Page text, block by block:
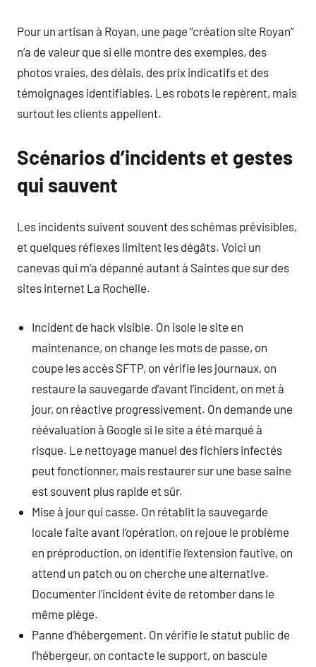
Pour un artisan à Royan, une page “création site Royan”
n’a de valeur que si elle montre des exemples, des
photos vraies, des délais, des prix indicatifs et des
témoignages identifiables. Les robots le repèrent, mais
surtout les clients appellent.
Scénarios d’incidents et gestes
qui sauvent
Les incidents suivent souvent des schémas prévisibles,
et quelques réflexes limitent les dégâts. Voici un
canevas qui m’a dépanné autant à Saintes que sur des
sites internet La Rochelle.
Incident de hack visible. On isole le site en
maintenance, on change les mots de passe, on
coupe les accès SFTP, on vérifie les journaux, on
restaure la sauvegarde d’avant l’incident, on met à
jour, on réactive progressivement. On demande une
réévaluation à Google si le site a été marqué à
risque. Le nettoyage manuel des fichiers infectés
peut fonctionner, mais restaurer sur une base saine
est souvent plus rapide et sûr.
Mise à jour qui casse. On rétablit la sauvegarde
locale faite avant l’opération, on rejoue le problème
en préproduction, on identifie l’extension fautive, on
attend un patch ou on cherche une alternative.
Documenter l’incident évite de retomber dans le
même piège.
Panne d’hébergement. On vérifie le statut public de
l’hébergeur, on contacte le support, on bascule